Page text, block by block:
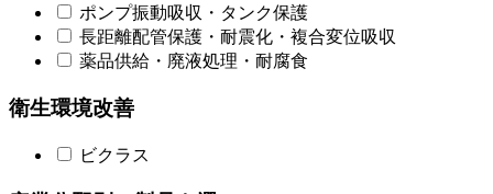
ポンプ振動吸収・タンク保護
長距離配管保護・耐震化・複合変位吸収
薬品供給・廃液処理・耐腐食
衛生環境改善
ビクラス